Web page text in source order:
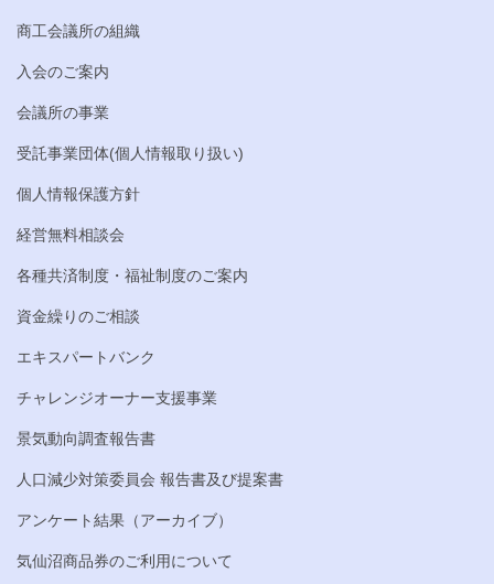
商工会議所の組織
入会のご案内
会議所の事業
受託事業団体(個人情報取り扱い)
個人情報保護方針
経営無料相談会
各種共済制度・福祉制度のご案内
資金繰りのご相談
エキスパートバンク
チャレンジオーナー支援事業
景気動向調査報告書
人口減少対策委員会 報告書及び提案書
アンケート結果（アーカイブ）
気仙沼商品券のご利用について